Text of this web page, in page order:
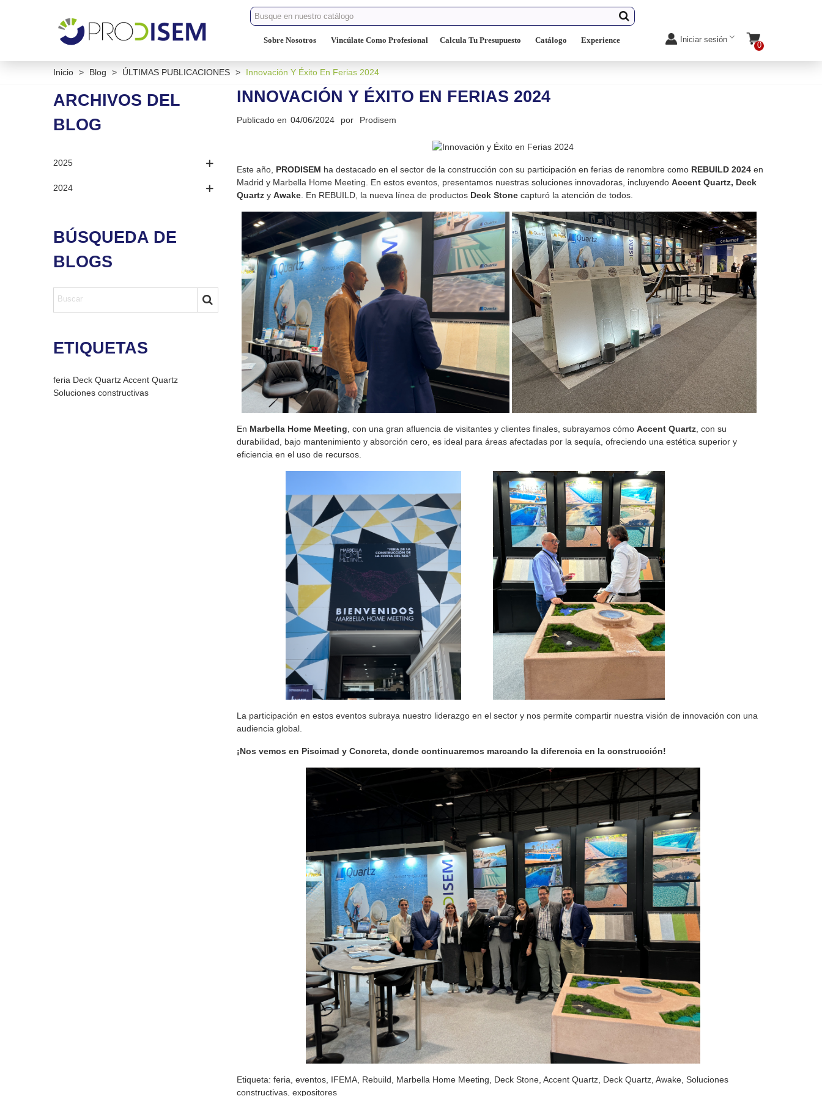
Sobre Nosotros Vincúlate Como Profesional Calcula Tu Presupuesto Catálogo Experience Iniciar sesión
0
Inicio > Blog > ÚLTIMAS PUBLICACIONES > Innovación Y Éxito En Ferias 2024
ARCHIVOS DEL
BLOG
2025
2024
BÚSQUEDA DE
BLOGS
ETIQUETAS
feria Deck QuartzAccent Quartz
Soluciones constructivas
INNOVACIÓN Y ÉXITO EN FERIAS 2024
Publicado en 04/06/2024 por Prodisem
Este año, PRODISEM ha destacado en el sector de la construcción con su participación en ferias de renombre como REBUILD 2024 en
Madrid y Marbella Home Meeting. En estos eventos, presentamos nuestras soluciones innovadoras, incluyendo Accent Quartz, Deck
Quartz y Awake . En REBUILD, la nueva línea de productos Deck Stone capturó la atención de todos.
En Marbella Home Meeting , con una gran afluencia de visitantes y clientes finales, subrayamos cómo Accent Quartz , con su
durabilidad, bajo mantenimiento y absorción cero, es ideal para áreas afectadas por la sequía, ofreciendo una estética superior y
eficiencia en el uso de recursos.
La participación en estos eventos subraya nuestro liderazgo en el sector y nos permite compartir nuestra visión de innovación con una
audiencia global.
¡Nos vemos en Piscimad y Concreta, donde continuaremos marcando la diferencia en la construcción!
Etiqueta: feria eventos IFEMA Rebuild Marbella Home Meeting Deck Stone Accent Quartz Deck Quartz Awake Soluciones
constructivas expositores